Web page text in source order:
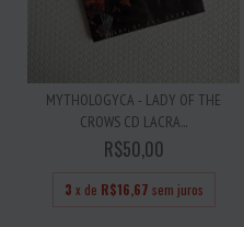
MYTHOLOGYCA - LADY OF THE
CROWS CD LACRA...
R$50,00
3 x de R$16,67 sem juros